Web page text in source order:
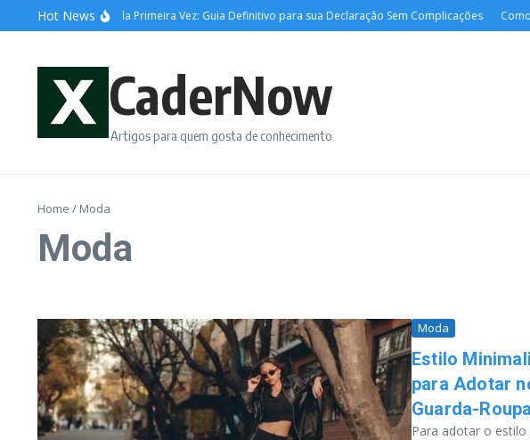
Ir para o conteúdo
Hot News
de Renda Pela Primeira Vez: Guia Definitivo para sua Declaração Sem Complicações Como
CaderNow
Artigos para quem gosta de conhecimento
Home / Moda
Moda
Moda
Estilo
para Adotar
Guarda-Roupa
Para adotar o